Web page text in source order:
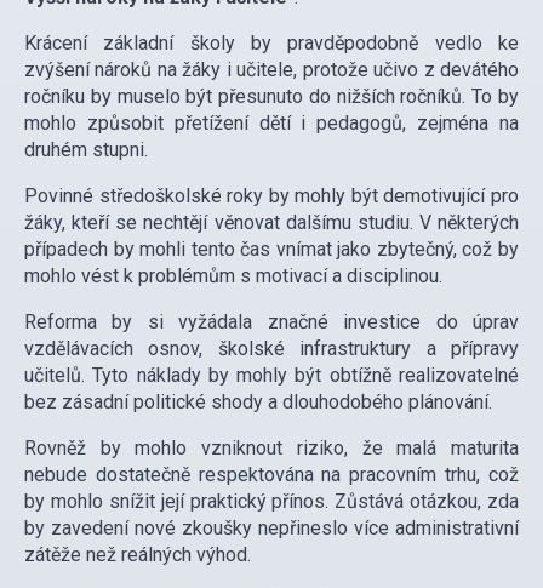
Krácení základní školy by pravděpodobně vedlo ke
zvýšení nároků na žáky i učitele, protože učivo z devátého
ročníku by muselo být přesunuto do nižších ročníků. To by
mohlo způsobit přetížení dětí i pedagogů, zejména na
druhém stupni.
Povinné středoškolské roky by mohly být demotivující pro
žáky, kteří se nechtějí věnovat dalšímu studiu. V některých
případech by mohli tento čas vnímat jako zbytečný, což by
mohlo vést k problémům s motivací a disciplinou.
Reforma by si vyžádala značné investice do úprav
vzdělávacích osnov, školské infrastruktury a přípravy
učitelů. Tyto náklady by mohly být obtížně realizovatelné
bez zásadní politické shody a dlouhodobého plánování.
Rovněž by mohlo vzniknout riziko, že malá maturita
nebude dostatečně respektována na pracovním trhu, což
by mohlo snížit její praktický přínos. Zůstává otázkou, zda
by zavedení nové zkoušky nepřineslo více administrativní
zátěže než reálných výhod.